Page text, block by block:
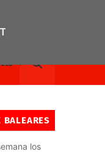
BALEARES
los